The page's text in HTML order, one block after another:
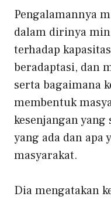
Pengalamannya
dalam dirinya
terhadap
beradaptasi, dan
serta bagaimana
membentuk
kesenjangan
yang ada dan apa
masyarakat.
Dia mengatakan